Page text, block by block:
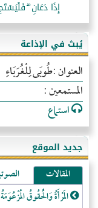
إِذَا دَعَانِ
يُبث في الإذاعة
العنوان :طُوبَى لِلْغُرَبَاءِ
المستمعين :
استماع
جديد الموقع
المقالات
المَرْأَةُ وَالْحُقُوقُ الْمَزْعُوَمَةُ